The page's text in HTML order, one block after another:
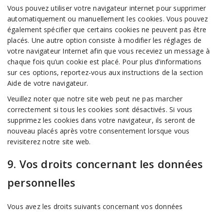
Vous pouvez utiliser votre navigateur internet pour supprimer
automatiquement ou manuellement les cookies. Vous pouvez
également spécifier que certains cookies ne peuvent pas être
placés. Une autre option consiste à modifier les réglages de
votre navigateur Internet afin que vous receviez un message à
chaque fois qu’un cookie est placé. Pour plus d’informations
sur ces options, reportez-vous aux instructions de la section
Aide de votre navigateur.
Veuillez noter que notre site web peut ne pas marcher
correctement si tous les cookies sont désactivés. Si vous
supprimez les cookies dans votre navigateur, ils seront de
nouveau placés après votre consentement lorsque vous
revisiterez notre site web.
9. Vos droits concernant les données
personnelles
Vous avez les droits suivants concernant vos données